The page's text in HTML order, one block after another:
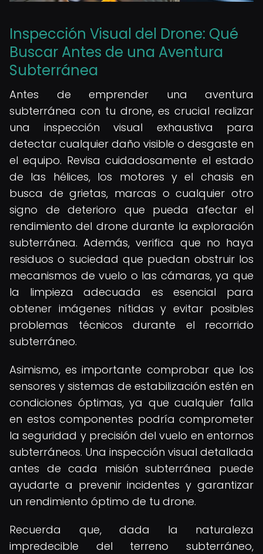
Inspección Visual del Drone: Qué
Buscar Antes de una Aventura
Subterránea
Antes de emprender una aventura
subterránea con tu drone, es crucial realizar
una inspección visual exhaustiva para
detectar cualquier daño visible o desgaste en
el equipo. Revisa cuidadosamente el estado
de las hélices, los motores y el chasis en
busca de grietas, marcas o cualquier otro
signo de deterioro que pueda afectar el
rendimiento del drone durante la exploración
subterránea. Además, verifica que no haya
residuos o suciedad que puedan obstruir los
mecanismos de vuelo o las cámaras, ya que
la limpieza adecuada es esencial para
obtener imágenes nítidas y evitar posibles
problemas técnicos durante el recorrido
subterráneo.
Asimismo, es importante comprobar que los
sensores y sistemas de estabilización estén en
condiciones óptimas, ya que cualquier falla
en estos componentes podría comprometer
la seguridad y precisión del vuelo en entornos
subterráneos. Una inspección visual detallada
antes de cada misión subterránea puede
ayudarte a prevenir incidentes y garantizar
un rendimiento óptimo de tu drone.
Recuerda que, dada la naturaleza
impredecible del terreno subterráneo,